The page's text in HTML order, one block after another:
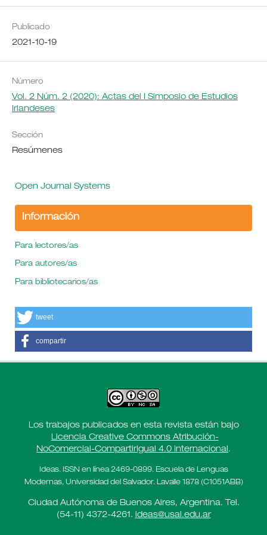
Publicado
2021-10-19
Número
Vol. 2 Núm. 2 (2020): Actas del I Simposio de Estudios
Irlandeses
Sección
Resúmenes
Open Journal Systems
Información
Para lectores/as
Para autores/as
Para bibliotecarios/as
tweet
compartir
Los trabajos publicados en esta revista están bajo
Licencia Creative Commons Atribución-
NoComercial-CompartirIgual 4.0 Internacional.
Ideas. ISSN en línea 2469-0899. Escuela de Lenguas
Modernas, Universidad del Salvador. Lavalle 1878 (C1051ABB)
Ciudad Autónoma de Buenos Aires, Argentina. Tel.
(54-11) 4372-4261. ideas@usal.edu.ar